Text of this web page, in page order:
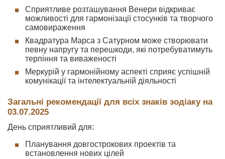
Сприятливе розташування Венери відкриває
можливості для гармонізації стосунків та творчого
самовираження
Квадратура Марса з Сатурном може створювати
певну напругу та перешкоди, які потребуватимуть
терпіння та виваженості
Меркурій у гармонійному аспекті сприяє успішній
комунікації та інтелектуальній діяльності
Загальні рекомендації для всіх знаків зодіаку на
03.07.2025
День сприятливий для:
Планування довгострокових проектів та
встановлення нових цілей